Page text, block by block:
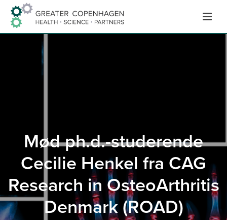
Hop
til
indhold
Mød ph.d.-studerende
Cecilie Henkel fra CAG
Research in OsteoArthritis
Denmark (ROAD)